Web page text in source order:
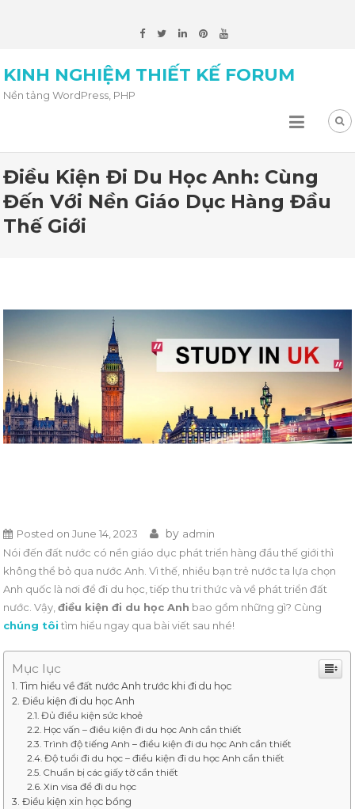
KINH NGHIỆM THIẾT KẾ FORUM
Nền tảng WordPress, PHP
Điều Kiện Đi Du Học Anh: Cùng
Đến Với Nền Giáo Dục Hàng Đầu
Thế Giới
Posted onJune 14, 2023 by admin
Nói đến đất nước có nền giáo dục phát triển hàng đầu thế giới thì
không thể bỏ qua nước Anh. Vì thế, nhiều bạn trẻ nước ta lựa chọn
Anh quốc là nơi để đi du học, tiếp thu tri thức và về phát triển đất
nước. Vậy,điều kiện đi du học Anh bao gồm những gì? Cùng
chúng tôi tìm hiểu ngay qua bài viết sau nhé!
Mục lục
Tìm hiểu về đất nước Anh trước khi đi du học
Điều kiện đi du học Anh
Đủ điều kiện sức khoẻ
Học vấn – điều kiện đi du học Anh cần thiết
Trình độ tiếng Anh – điều kiện đi du học Anh cần thiết
Độ tuổi đi du học – điều kiện đi du học Anh cần thiết
Chuẩn bị các giấy tờ cần thiết
Xin visa để đi du học
Điều kiện xin học bổng